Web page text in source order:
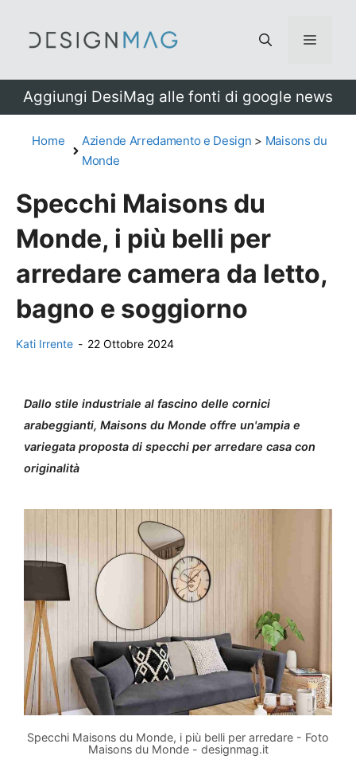
Menu
Aggiungi DesiMag alle fonti di google news
Home Aziende Arredamento e Design > Maisons du
Monde
Specchi Maisons du
Monde, i più belli per
arredare camera da letto,
bagno e soggiorno
Kati Irrente - 22 Ottobre 2024
Dallo stile industriale al fascino delle cornici
arabeggianti, Maisons du Monde offre un'ampia e
variegata proposta di specchi per arredare casa con
originalità
Specchi Maisons du Monde, i più belli per arredare - Foto
Maisons du Monde - designmag.it